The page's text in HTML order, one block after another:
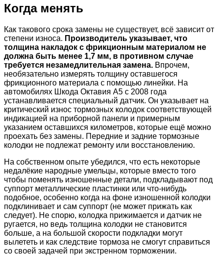
Когда менять
Как такового срока замены не существует, всё зависит от
степени износа. Производитель указывает, что
толщина накладок с фрикционным материалом не
должна быть менее 1,7 мм, в противном случае
требуется незамедлительная замена. Впрочем,
необязательно измерять толщину оставшегося
фрикционного материала с помощью линейки. На
автомобилях Шкода Октавия А5 с 2008 года
устанавливается специальный датчик. Он указывает на
критический износ тормозных колодок соответствующей
индикацией на приборной панели и примерным
указанием оставшихся километров, которые ещё можно
проехать без замены. Передние и задние тормозные
колодки не подлежат ремонту или восстановлению.
На собственном опыте убедился, что есть некоторые
недалёкие народные умельцы, которые вместо того
чтобы поменять изношенные детали, подкладывают под
суппорт металлические пластинки или что-нибудь
подобное, особенно когда на фоне изношенной колодки
подклинивает и сам суппорт (не может прижать как
следует). Не спорю, колодка прижимается и датчик не
ругается, но ведь толщина колодки не становится
больше, а на большой скорости подкладки могут
вылететь и как следствие тормоза не смогут справиться
со своей задачей при экстренном торможении.